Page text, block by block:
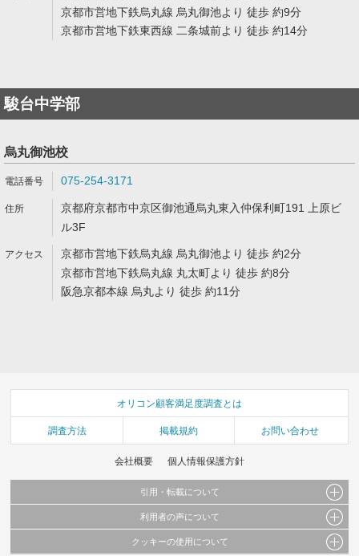
京都市営地下鉄烏丸線 烏丸御池より 徒歩 約9分
京都市営地下鉄東西線 二条城前より 徒歩 約14分
駿台中学部
烏丸御池校
075-254-3171
京都府京都市中京区御池通烏丸東入仲保利町191 上原ビ
ル3F
京都市営地下鉄烏丸線 烏丸御池より 徒歩 約2分
京都市営地下鉄烏丸線 丸太町より 徒歩 約8分
阪急京都本線 烏丸より 徒歩 約11分
オリコン顧客満足度調査とは
調査方法 掲載規約 お問い合わせ
会社概要 個人情報保護方針
引用・転載について
当サイトで公開されている情報（文字、写真、イラスト、画像データ等）及びこれらの配
これらの情報を権利者の許可なく無断転載・複製などの二次利用を行うことは固く禁じて
利用者の声について
当サイトに掲載している内容はすべてサービスの利用者が提出された見解・感想です。
クッキーの使用について